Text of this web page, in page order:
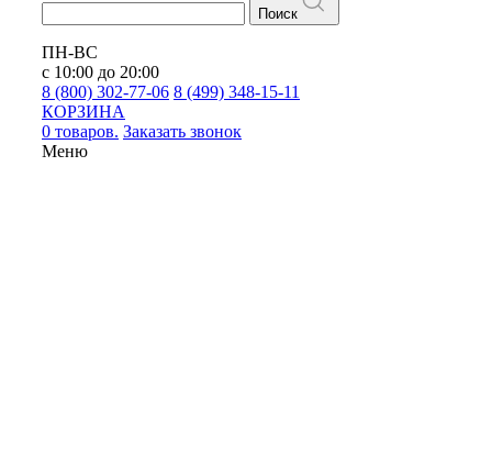
Поиск
ПН-ВС
с 10:00 до 20:00
8 (800) 302-77-06 8 (499) 348-15-11
КОРЗИНА
0 товаров. Заказать звонок
Меню